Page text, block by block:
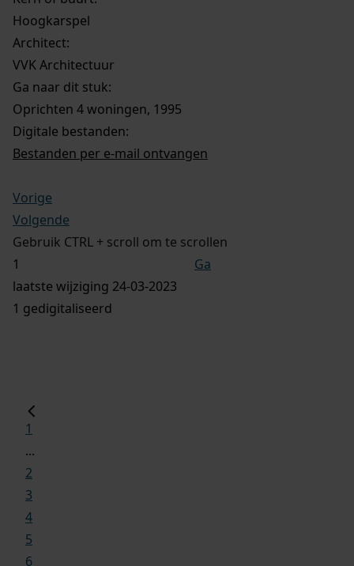
Hoogkarspel
Architect:
VVK Architectuur
Ga naar dit stuk:
Oprichten 4 woningen, 1995
Digitale bestanden:
Bestanden per e-mail ontvangen
Vorige
Volgende
Gebruik CTRL + scroll om te scrollen
Ga
laatste wijziging 24-03-2023
1 gedigitaliseerd
1
...
2
3
4
5
6